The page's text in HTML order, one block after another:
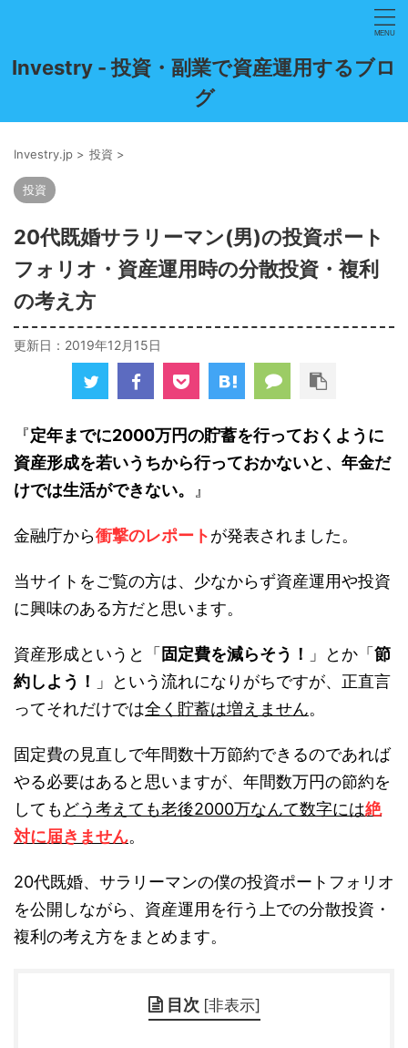
Investry - 投資・副業で資産運用するブロ
グ
Investry.jp > 投資 >
投資
20代既婚サラリーマン(男)の投資ポート
フォリオ・資産運用時の分散投資・複利
の考え方
更新日： 2019年12月15日
『定年までに2000万円の貯蓄を行っておくように
資産形成を若いうちから行っておかないと、年金だ
けでは生活ができない。
』
金融庁から衝撃のレポートが発表されました。
当サイトをご覧の方は、少なからず資産運用や投資
に興味のある方だと思います。
資産形成というと「 固定費を減らそう！ 」とか「 節
約しよう！
」という流れになりがちですが、正直言
ってそれだけでは全く貯蓄は増えません。
固定費の見直しで年間数十万節約できるのであれば
やる必要はあると思いますが、年間数万円の節約を
してもどう考えても老後2000万なんて数字には絶
対に届きません。
20代既婚、サラリーマンの僕の投資ポートフォリオ
を公開しながら、資産運用を行う上での分散投資・
複利の考え方をまとめます。
目次 [非表示]